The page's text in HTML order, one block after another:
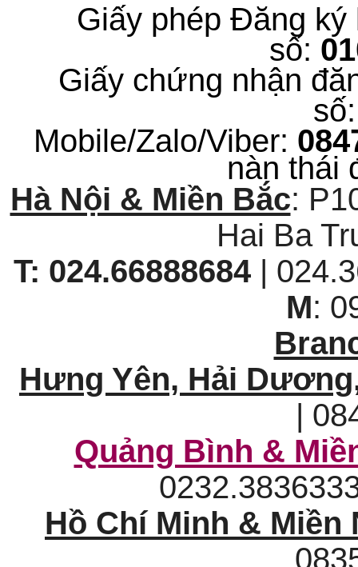
Giấy phép Đăng ký
số:
Giấy chứng nhận
Mobile/Zalo/Viber:
nàn thái
Hà Nội & Miền Bắc:
Hai Ba
T: 024.66888684|
M:
Hưng Yên, Hải
|
Quảng Bình &
Hồ Chí Minh & Miền